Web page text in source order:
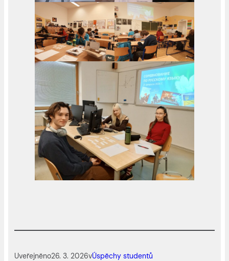
Uveřejněno26. 3. 2026vÚspěchy studentů